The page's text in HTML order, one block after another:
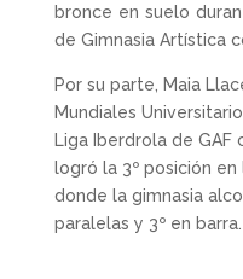
bronce en suelo
de Gimnasia Artística
Por su parte, Maia
Mundiales
Liga Iberdrola de GAF
logró la 3º posición
donde la gimnasia
paralelas y 3º en barra.